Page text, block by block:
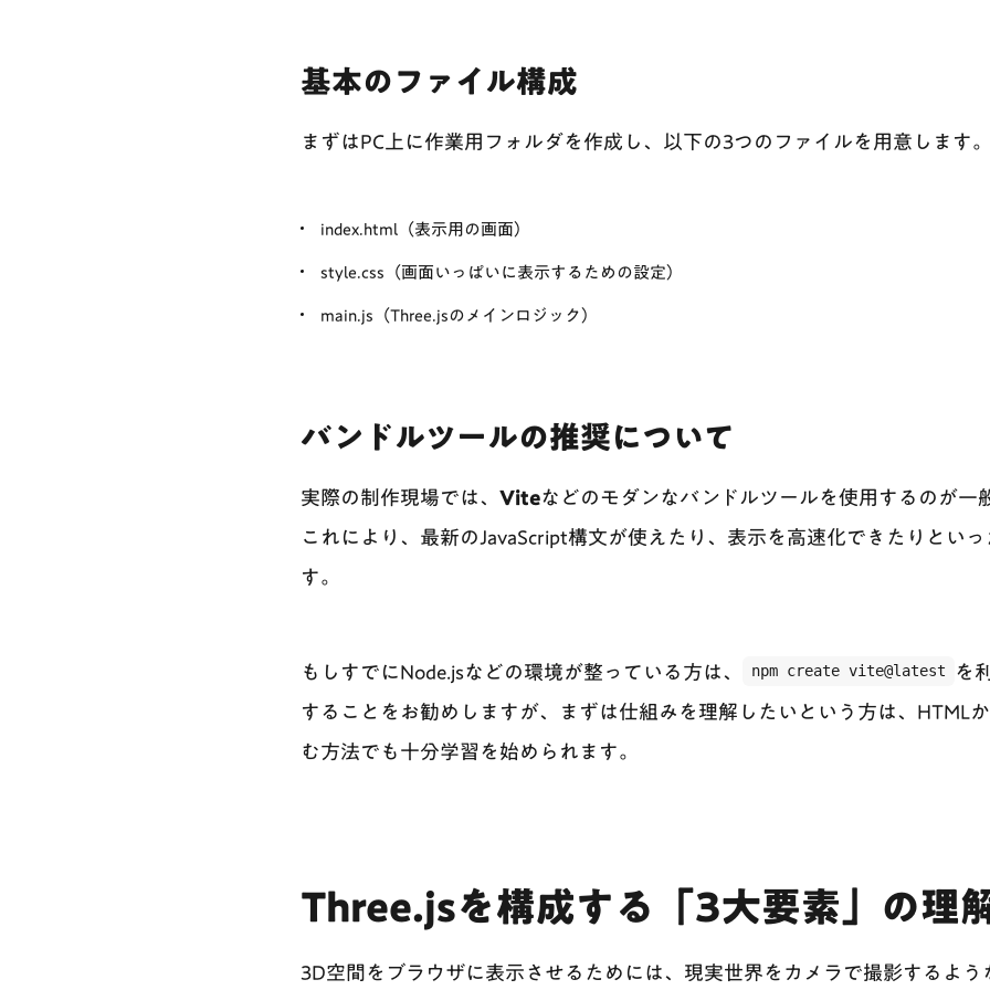
基本のファイル構成
まずはPC上に作業用フォルダを作成し、以下の3つのファイルを用意します
index.html（表示用の画面）
style.css（画面いっぱいに表示するための設定）
main.js（Three.jsのメインロジック）
バンドルツールの推奨について
実際の制作現場では、 Viteなどのモダンなバンドルツールを使用するのが一
これにより、最新のJavaScript構文が使えたり、表示を高速化できたりとい
す。
もしすでにNode.jsなどの環境が整っている方は、 npm create vite@latest
を
することをお勧めしますが、まずは仕組みを理解したいという方は、HTML
む方法でも十分学習を始められます。
Three.jsを構成する「3大要素」の理
3D空間をブラウザに表示させるためには、現実世界をカメラで撮影するよ